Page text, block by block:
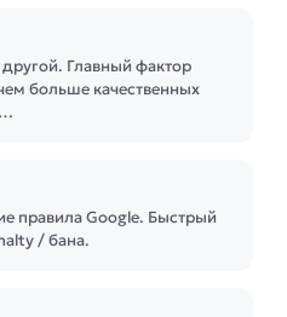
Главный фактор
больше качественных
правила Google. Быстрый
/ банa.